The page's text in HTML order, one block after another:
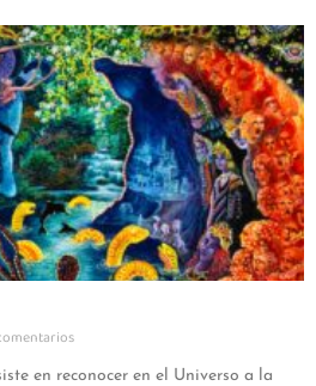
en reconocer en el Universo a la